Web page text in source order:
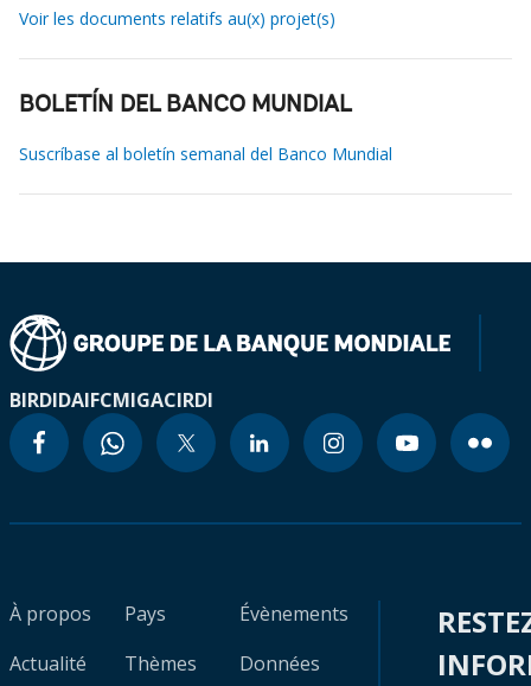
Voir les documents relatifs au(x) projet(s)
BOLETÍN DEL BANCO MUNDIAL
Suscríbase al boletín semanal del Banco Mundial
BIRDIDAIFCMIGACIRDI
À propos
Actualité
Pays
Thèmes
Évènements
Données